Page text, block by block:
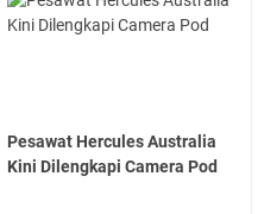
Pesawat Hercules Australia
Kini Dilengkapi Camera Pod